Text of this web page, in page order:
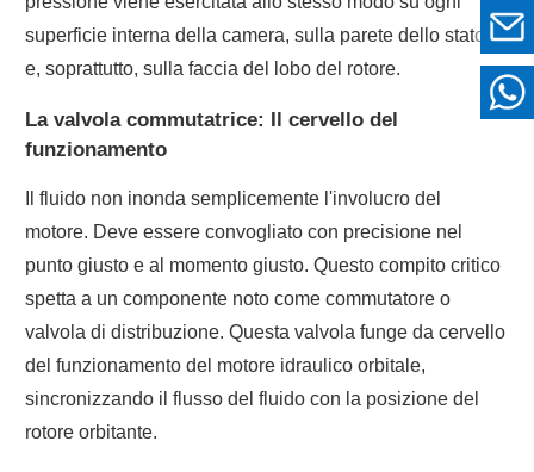
superficie interna della camera, sulla parete dello statore
e, soprattutto, sulla faccia del lobo del rotore.
La valvola commutatrice: Il cervello del
funzionamento
Il fluido non inonda semplicemente l'involucro del
motore. Deve essere convogliato con precisione nel
punto giusto e al momento giusto. Questo compito critico
spetta a un componente noto come commutatore o
valvola di distribuzione. Questa valvola funge da cervello
del funzionamento del motore idraulico orbitale,
sincronizzando il flusso del fluido con la posizione del
rotore orbitante.